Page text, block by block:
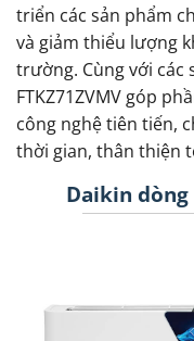
triển các sản phẩm
và giảm thiểu lượng
trường. Cùng với các
FTKZ71ZVMV góp
công nghệ tiên tiến,
thời gian, thân thiện
Daikin dòng